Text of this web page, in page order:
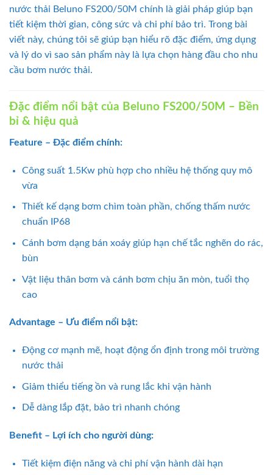
nước thải Beluno FS200/50M chính là giải pháp giúp bạn
tiết kiệm thời gian, công sức và chi phí bảo trì. Trong bài
viết này, chúng tôi sẽ giúp bạn hiểu rõ đặc điểm, ứng dụng
và lý do vì sao sản phẩm này là lựa chọn hàng đầu cho nhu
cầu bơm nước thải.
Đặc điểm nổi bật của Beluno FS200/50M – Bền
bỉ & hiệu quả
Feature – Đặc điểm chính:
Công suất 1.5Kw phù hợp cho nhiều hệ thống quy mô
vừa
Thiết kế dạng bơm chìm toàn phần, chống thấm nước
chuẩn IP68
Cánh bơm dạng bán xoáy giúp hạn chế tắc nghẽn do rác,
bùn
Vật liệu thân bơm và cánh bơm chịu ăn mòn, tuổi thọ
cao
Advantage – Ưu điểm nổi bật:
Động cơ mạnh mẽ, hoạt động ổn định trong môi trường
nước thải
Giảm thiểu tiếng ồn và rung lắc khi vận hành
Dễ dàng lắp đặt, bảo trì nhanh chóng
Benefit – Lợi ích cho người dùng:
Tiết kiệm điện năng và chi phí vận hành dài hạn